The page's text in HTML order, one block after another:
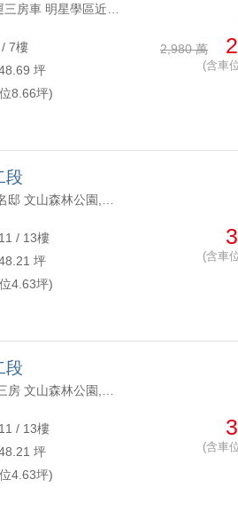
7樓
坪
8.66坪)
2,980 萬
(含車
段
/ 13樓
坪
4.63坪)
(含車
段
/ 13樓
坪
4.63坪)
(含車